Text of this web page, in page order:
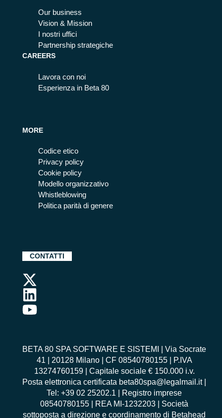
Our business
Vision & Mission
I nostri uffici
Partnership strategiche
CAREERS
Lavora con noi
Esperienza in Beta 80
MORE
Codice etico
Privacy policy
Cookie policy
Modello organizzativo
Whistleblowing
Politica parità di genere
CONTATTI
BETA 80 SPA SOFTWARE E SISTEMI | Via Socrate
41 | 20128 Milano | CF 08540780155 | P.IVA
13274760159 | Capitale sociale € 150.000 i.v.
Posta elettronica certificata beta80spa@legalmail.it |
Tel: +39 02 25202.1 | Registro imprese
08540780155 | REA MI-1232203 | Società
sottoposta a direzione e coordinamento di Betahead